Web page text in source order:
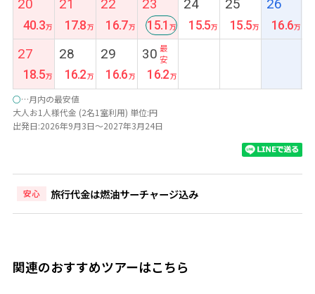
20
40.3
21
17.8
22
16.7
23
最
安
15.1
24
15.5
25
15.5
26
16.6
27
18.5
28
16.2
29
16.6
30
16.2
○…月内の最安値
大人お1人様代金 (2名1室利用) 単位:円
出発日:2026年9月3日～2027年3月24日
安心 旅行代金は燃油サーチャージ込み
関連のおすすめツアーはこちら